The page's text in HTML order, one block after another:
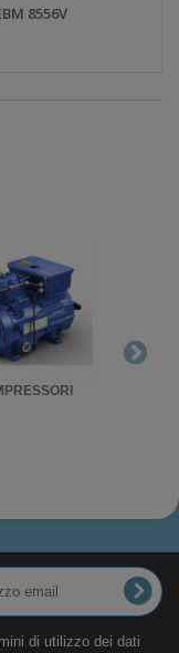
8556V
di utilizzo dei dati